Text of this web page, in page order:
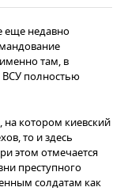
еще недавно
там, в
ВСУ полностью
на котором киевский
то и здесь
этом отмечается
преступного
солдатам как